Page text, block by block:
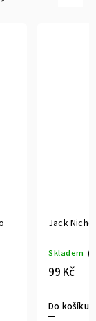
Jack
Skladem (>5 ks)
99 Kč
Do košíku